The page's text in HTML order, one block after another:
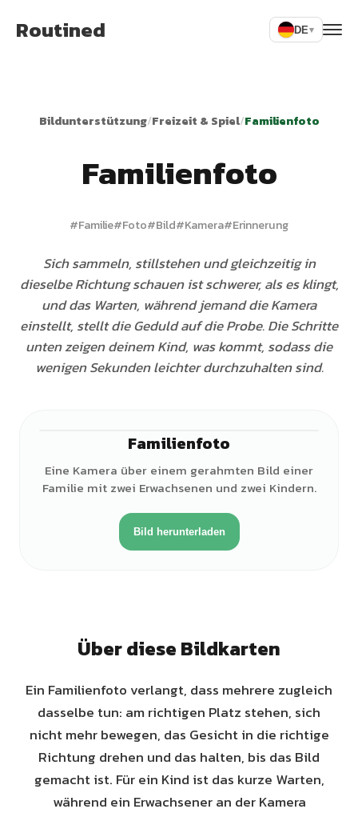
Routined DE▾
Bildunterstützung/Freizeit & Spiel/Familienfoto
Familienfoto
#Familie#Foto#Bild#Kamera#Erinnerung
Sich sammeln, stillstehen und gleichzeitig in
dieselbe Richtung schauen ist schwerer, als es klingt,
und das Warten, während jemand die Kamera
einstellt, stellt die Geduld auf die Probe. Die Schritte
unten zeigen deinem Kind, was kommt, sodass die
wenigen Sekunden leichter durchzuhalten sind.
Familienfoto
Eine Kamera über einem gerahmten Bild einer
Familie mit zwei Erwachsenen und zwei Kindern.
Bild herunterladen
Über diese Bildkarten
Ein Familienfoto verlangt, dass mehrere zugleich
dasselbe tun: am richtigen Platz stehen, sich
nicht mehr bewegen, das Gesicht in die richtige
Richtung drehen und das halten, bis das Bild
gemacht ist. Für ein Kind ist das kurze Warten,
während ein Erwachsener an der Kamera